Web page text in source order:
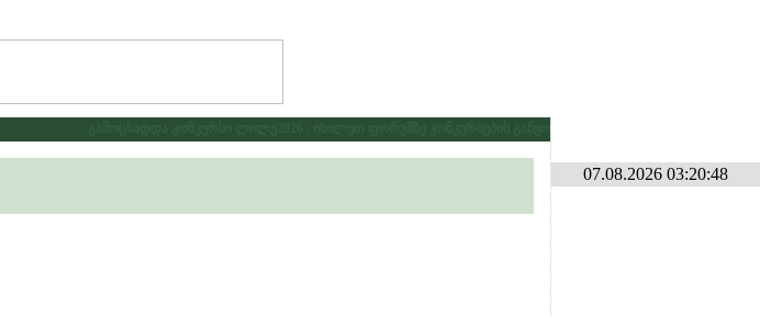
გამოცხადდა კონკურსი ლილე2026 . იხილეთ ფორუმზე კონკურსების განყოფილებაში
07.08.2026 03:20:48